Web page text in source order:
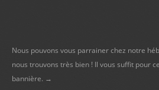
Nous pouvons vous parrainer chez notre
nous trouvons très bien ! Il vous suffit pour
bannière. →